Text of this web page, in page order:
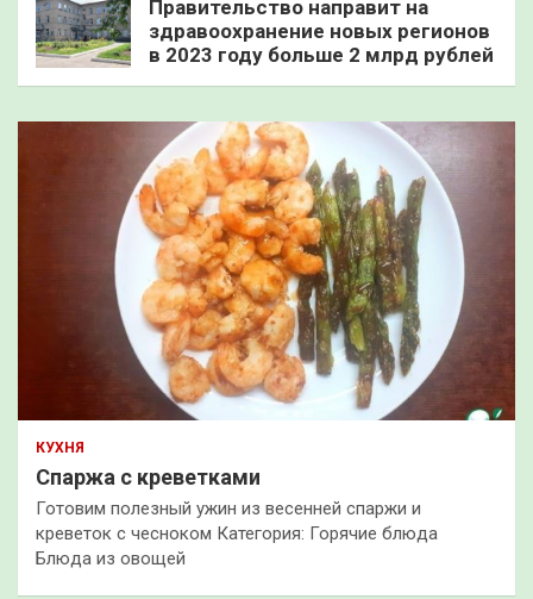
Правительство направит на
здравоохранение новых регионов
в 2023 году больше 2 млрд рублей
КУХНЯ
Спаржа с креветками
Готовим полезный ужин из весенней спаржи и
креветок с чесноком Категория: Горячие блюда
Блюда из овощей